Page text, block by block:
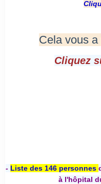
Cela vous
Cliquez
- Liste des 146 personnes
à l'hôpital